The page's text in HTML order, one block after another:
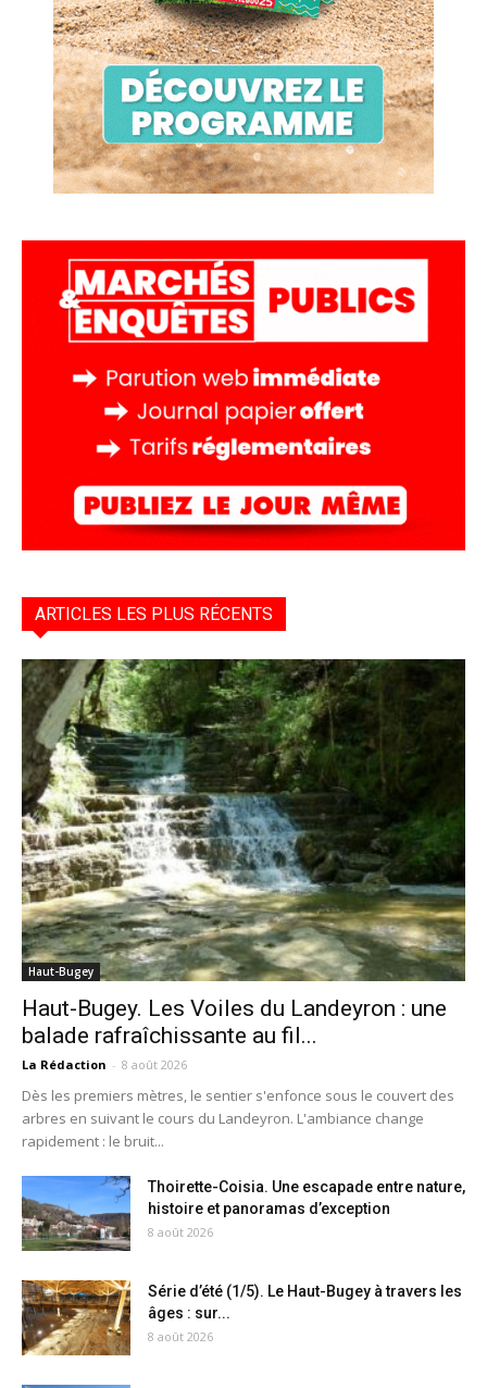
ARTICLES LES PLUS RÉCENTS
Haut-Bugey
Haut-Bugey. Les Voiles du Landeyron : une
balade rafraîchissante au fil...
La Rédaction - 8 août 2026
Dès les premiers mètres, le sentier s'enfonce sous le couvert des
arbres en suivant le cours du Landeyron. L'ambiance change
rapidement : le bruit...
Thoirette-Coisia. Une escapade entre nature,
histoire et panoramas d’exception
8 août 2026
Série d’été (1/5). Le Haut-Bugey à travers les
âges : sur...
8 août 2026